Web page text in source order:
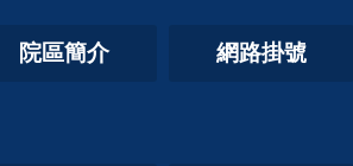
院區簡介 網路掛號